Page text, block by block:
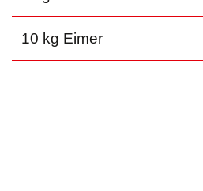
10 kg Eimer